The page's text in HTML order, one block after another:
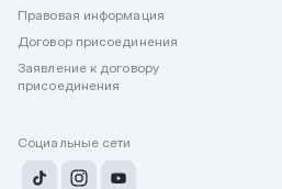
Правовая информация
Договор присоединения
Заявление к договору
присоединения
Социальные сети